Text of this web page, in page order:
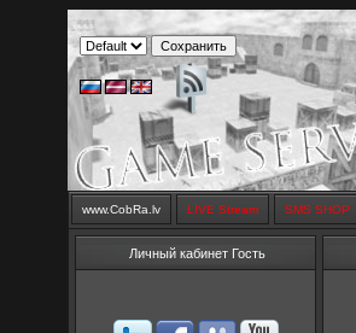
www.CobRa.lv LIVE Stream SMS SHOP
Личный кабинет Гость